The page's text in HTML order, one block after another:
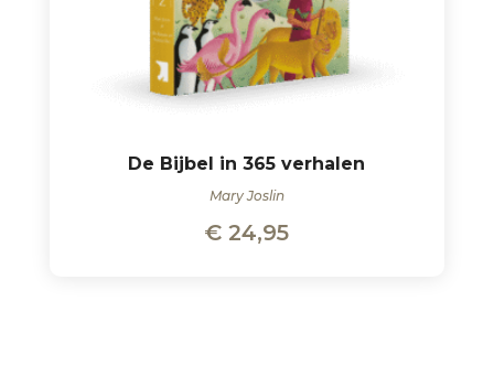
De Bijbel in 365 verhalen
Mary Joslin
€ 24,95